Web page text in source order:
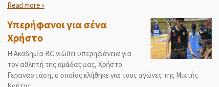
Read more »
Υπερήφανοι για σένα
Χρήστο
Η Ακαδημία BC νιώθει υπερηφάνεια για
τον αθλητή της ομάδας μας, Χρήστο
Γεραναστάση, ο οποίος κλήθηκε για τους αγώνες της Μικτής